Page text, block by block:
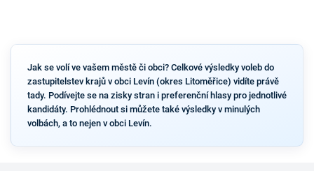
Jak se volí ve vašem městě či obci? Celkové výsledky voleb do
zastupitelstev krajů v obci Levín (okres Litoměřice) vidíte právě
tady. Podívejte se na zisky stran i preferenční hlasy pro jednotlivé
kandidáty. Prohlédnout si můžete také výsledky v minulých
volbách, a to nejen v obci Levín.